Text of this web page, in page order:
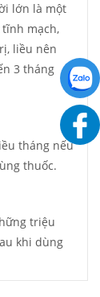
lớn là một
tĩnh mạch,
liều nên
3 tháng
tháng nếu
thuốc.
triệu
khi dùng